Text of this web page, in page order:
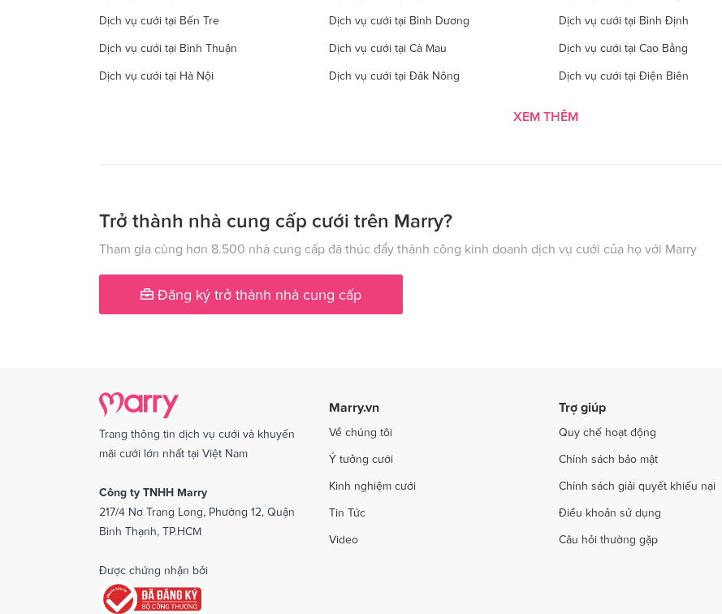
Dịch vụ cưới tại Bến Tre Dịch vụ cưới tại Bình Dương Dịch vụ cưới tại Bình Định
Dịch vụ cưới tại Bình Thuận Dịch vụ cưới tại Cà Mau Dịch vụ cưới tại Cao Bằng
Dịch vụ cưới tại Hà Nội Dịch vụ cưới tại Đăk Nông Dịch vụ cưới tại Điện Biên
Dịch vụ cưới tại Lạng Sơn Dịch vụ cưới tại Lào Cai
Dịch vụ cưới tại Nghệ An Dịch vụ cưới tại Ninh Bình
Dịch vụ cưới tại Quảng Ngãi Dịch vụ cưới tại Hải Phòng
Dịch vụ cưới tại Vĩnh Phúc Dịch vụ cưới tại Yên Bái Dịch vụ cưới tại Bà Rịa - Vũng Tàu
Dịch vụ cưới tại Bắc Kạn
XEM THÊM
Trở thành nhà cung cấp cưới trên Marry?
Tham gia cùng hơn 8.500 nhà cung cấp đã thúc đẩy thành công kinh doanh dịch vụ cưới của họ với Marry
Đăng ký trở thành nhà cung cấp
Trang thông tin dịch vụ cưới và khuyến
mãi cưới lớn nhất tại Việt Nam
Công ty TNHH Marry
217/4 Nơ Trang Long, Phường 12, Quận
Bình Thạnh, TP.HCM
Được chứng nhận bởi
Marry.vn
Về chúng tôi
Ý tưởng cưới
Kinh nghiệm cưới
Tin Tức
Video
Trợ giúp
Quy chế hoạt động
Chính sách bảo mật
Chính sách giải quyết khiếu nại
Điều khoản sử dụng
Câu hỏi thường gặp